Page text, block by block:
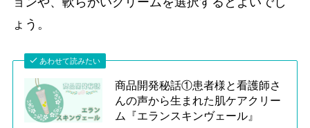
ょう。
あわせて読みたい
商品開発秘話①患者様と看護師さ
んの声から生まれた肌ケアクリー
ム『エランスキンヴェール』